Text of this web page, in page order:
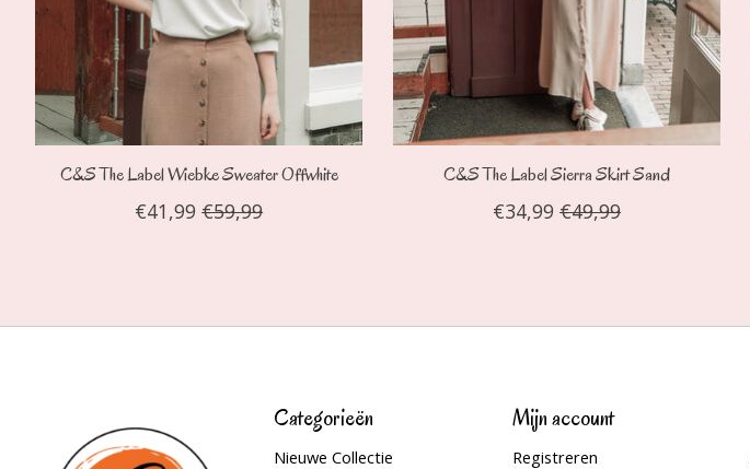
C&S The Label Wiebke Sweater Offwhite
€41,99 €59,99
C&S The Label Sierra Skirt Sand
€34,99 €49,99
Categorieën
Nieuwe Collectie
Mijn account
Registreren